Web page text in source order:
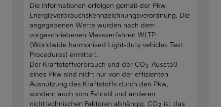
Die Informationen erfolgen gemäß der Pkw-
Energieverbrauchskennzeichnungsverordnung. Die
angegebenen Werte wurden nach dem
vorgeschriebenen Messverfahren WLTP
(Worldwide harmonised Light-duty vehicles Test
Procedures) ermittelt.
Der Kraftstoffverbrauch und der CO₂-Ausstoß
eines Pkw sind nicht nur von der effizienten
Ausnutzung des Kraftstoffs durch den Pkw,
sondern auch vom Fahrstil und anderen
nichttechnischen Faktoren abhängig. CO₂ ist das